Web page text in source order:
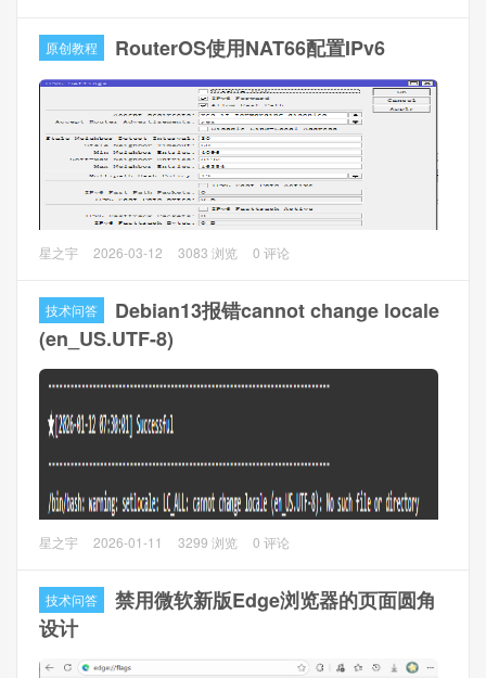
内网服务。
1、环境介绍
1.1 RouterOS版本：7.20.8 long-term（未加载基础配置）
1.2 宽带：pppoe拨号+SLACC获取IPv6
1.3 域名：test.77bx.com（解析A和AAAA）
1.4 服务器：RouterOS web，群晖，ESXi等多服务器
原创教程 RouterOS使用NAT66配置IPv6
用了一段时间双栈IPv6，给内网所有设备分配了IPv6地址，
IPv6，但是家用的话IPv6 ULA + NAT66可能是最优解。
本文讲讲如何使用NAT66来进行IPv6上网，大致和IPv4差不
多（本文以RouterOS V7.20.4为例）。
1、RouterOS配置
1.1 开启IPv6转发，使用Winbox，打开
勾选IPv6 Forward，Accept Router Advertisements选择
星之宇 2026-03-12 3083 浏览 0 评论
技术问答
Debian13报错cannot change locale
(en_US.UTF-8)
问题描述
示：/bin/bash: warning: setlocale: LC_ALL: cannot change
locale (en_US.UTF-8): No such file or directory
问题分析
星之宇 2026-01-11 3299 浏览 0 评论
技术问答
禁用微软新版Edge浏览器的页面圆角
设计